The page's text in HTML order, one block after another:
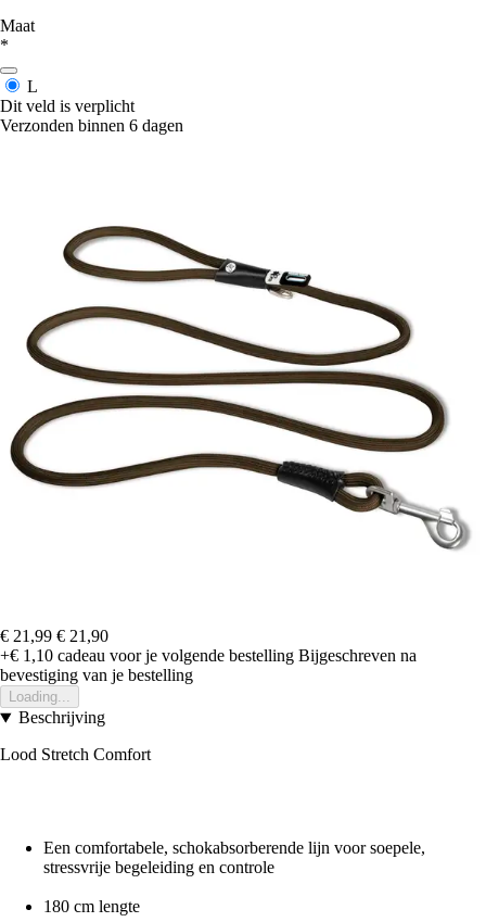
Maat
*
L
Dit veld is verplicht
Verzonden binnen 6 dagen
€ 21,99 € 21,90
+€ 1,10 cadeau voor je volgende bestelling Bijgeschreven na
bevestiging van je bestelling
Loading...
Beschrijving
Lood Stretch Comfort
Een comfortabele, schokabsorberende lijn voor soepele,
stressvrije begeleiding en controle
180 cm lengte